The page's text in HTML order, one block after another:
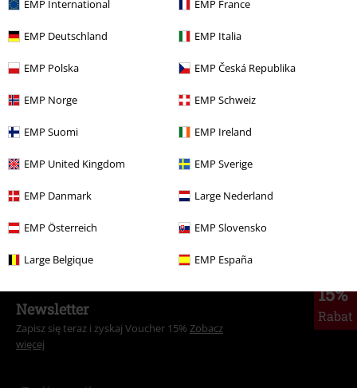
EMP International EMP France
EMP Deutschland EMP Italia
EMP Polska EMP Česká Republika
EMP Norge EMP Schweiz
EMP Suomi EMP Ireland
EMP United Kingdom EMP Sverige
EMP Danmark Large Nederland
EMP Österreich EMP Slovensko
Large Belgique EMP España
279.90 zł
Więcej kategorii. Więcej możliwości.
Odzież Kurtki
Wyprzedaż % Kurtki i Płaszcze Kurtki zimowe
Marki Odzież Kurtki
Mężczyźni Odzież Kurtki zimowe
Motywy Basics
15%
Rabat
Newsletter
Zapisz się teraz i zyskaj Voucher 15% Zobacz
więcej